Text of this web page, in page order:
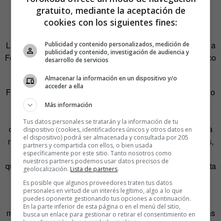
esposo el rey Fernando ya que «flecha» empieza por la
letra F, y esa era también la inicial del nombre del rey.
La cuestión es que el lema «Tanto monta» pertenecía solo a
Fernando I, aunque luego apareciera en el escudo heráldico
Fue mucho después –siglos, para ser más exactos– cuando
se añadió el «…monta tanto, Isabel como Fernando» a la
expresión primitiva. Sucedió en la dictadura franquista ya
que este régimen bajo el que algunos afirman que se vivía
mejor idealizó e idolatró el reinado de los Reyes Católicos,
puesto que para el dictador y sus secuaces fueron ellos
quienes habían llevado aEspañaa la gloria y a su completa
unidad.
Además, equiparaba de esta manera el poder de ambos
monarcas, indicando que eran igual de poderosos y que las
gratuito, mediante la aceptación de
cookies con los siguientes fines:
Publicidad y contenido personalizados, medición de
publicidad y contenido, investigación de audiencia y
desarrollo de servicios
Almacenar la información en un dispositivo y/o
acceder a ella
Más información
Tus datos personales se tratarán y la información de tu
dispositivo (cookies, identificadores únicos y otros datos en
el dispositivo) podrá ser almacenada y consultada por 205
partners y compartida con ellos, o bien usada
específicamente por este sitio. Tanto nosotros como
nuestros partners podemos usar datos precisos de
geolocalización. Lista de partners.
Es posible que algunos proveedores traten tus datos
personales en virtud de un interés legítimo, algo a lo que
puedes oponerte gestionando tus opciones a continuación.
En la parte inferior de esta página o en el menú del sitio,
busca un enlace para gestionar o retirar el consentimiento en